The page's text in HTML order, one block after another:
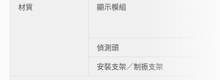
材質 顯示模組
偵測頭
安裝支架／制振支架